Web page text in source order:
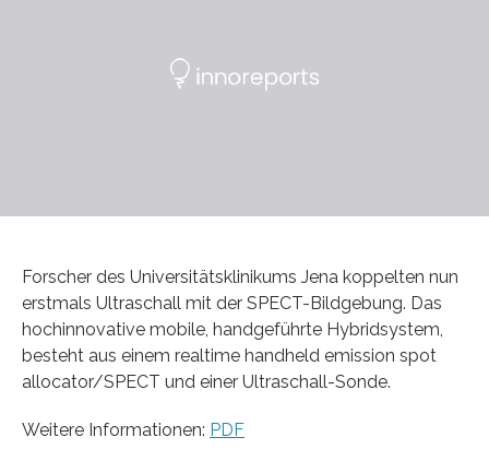
Forscher des Universitätsklinikums Jena koppelten nun
erstmals Ultraschall mit der SPECT-Bildgebung. Das
hochinnovative mobile, handgeführte Hybridsystem,
besteht aus einem realtime handheld emission spot
allocator/SPECT und einer Ultraschall-Sonde.
Weitere Informationen: PDF